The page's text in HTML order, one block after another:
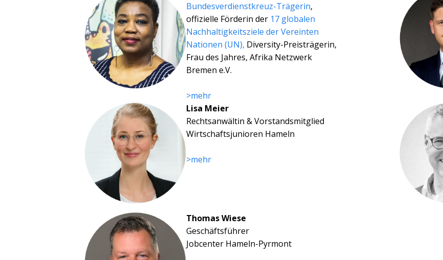
Bundesverdienstkreuz-Trägerin,
offizielle Förderin der 17 globalen
Nachhaltigkeitsziele der Vereinten
Nationen (UN), Diversity-Preisträgerin,
Frau des Jahres, Afrika Netzwerk
Bremen e.V.
>mehr
Lisa Meier
Rechtsanwältin & Vorstandsmitglied
Wirtschaftsjunioren Hameln
>mehr
Thomas Wiese
Geschäftsführer
Jobcenter Hameln-Pyrmont